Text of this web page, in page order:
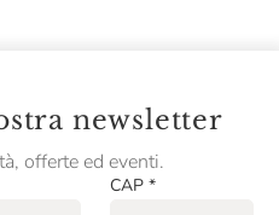
newsletter
offerte ed eventi.
CAP *